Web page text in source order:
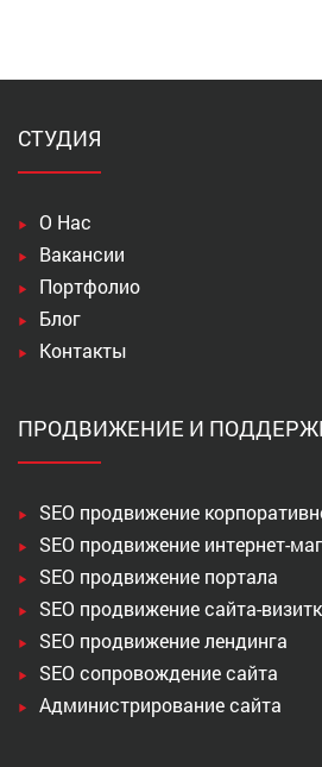
СТУДИЯ
О Нас
Вакансии
Портфолио
Блог
Контакты
ПРОДВИЖЕНИЕ И
SEO продвижение
SEO продвижение интернет-
SEO продвижение портала
SEO продвижение сайта-
SEO продвижение лендинга
SEO сопровождение сайта
Администрирование сайта